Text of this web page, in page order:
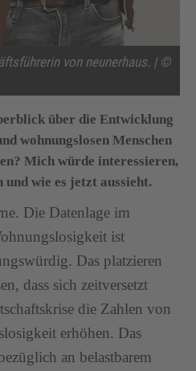
von neunerhaus. | ©
über die Entwicklung
wohnungslosen Menschen
Mich würde interessieren,
und wie es jetzt aussieht.
Die Datenlage im
ist
Das platzieren
dass sich zeitversetzt
die Zahlen von
erhöhen. Das
an belastbarem